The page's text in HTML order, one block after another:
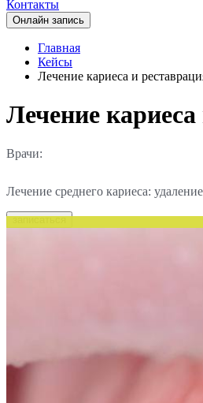
Контакты
Oнлайн запись
Главная
Кейсы
Лечение кариеса и
Лечение
Врачи:
Лечение среднего кариеса:
записаться